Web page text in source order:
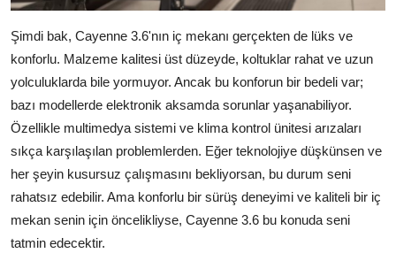
Şimdi bak, Cayenne 3.6'nın iç mekanı gerçekten de lüks ve
konforlu. Malzeme kalitesi üst düzeyde, koltuklar rahat ve uzun
yolculuklarda bile yormuyor. Ancak bu konforun bir bedeli var;
bazı modellerde elektronik aksamda sorunlar yaşanabiliyor.
Özellikle multimedya sistemi ve klima kontrol ünitesi arızaları
sıkça karşılaşılan problemlerden. Eğer teknolojiye düşkünsen ve
her şeyin kusursuz çalışmasını bekliyorsan, bu durum seni
rahatsız edebilir. Ama konforlu bir sürüş deneyimi ve kaliteli bir iç
mekan senin için öncelikliyse, Cayenne 3.6 bu konuda seni
tatmin edecektir.